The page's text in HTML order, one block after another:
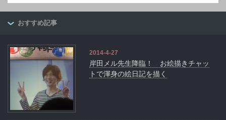
ブ
おすすめ記事
2014-4-27
岸田メル先生降臨！ お絵描きチャッ
トで渾身の絵日記を描く